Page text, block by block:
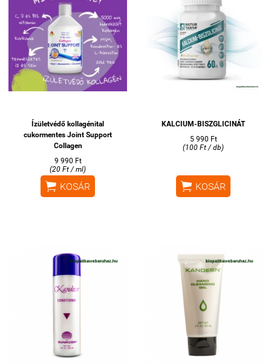
Ízületvédő kollagénital
cukormentes Joint Support
Collagen
9 990 Ft
(20 Ft / ml)
 KOSÁR
KALCIUM-BISZGLICINÁT
5 990 Ft
(100 Ft / db)
 KOSÁR